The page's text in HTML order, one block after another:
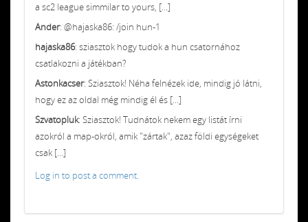
a sc2 league simmilar to yours, [...]
Ander: @hajaska86: /join hun-1
hajaska86: sziasztok hogy tudok a hun csatornához
csatlakozni a játékban?
Astonkacser: Sziasztok! Néha felnézek ide, mindig jó látni,
hogy ez az oldal még mindig él és [...]
Szvatopluk: Sziasztok! Tudnátok nekem egy listát írni
azokról a map-okról, amik "zártak", azaz földi egységeket
csak [...]
Log in to post a comment.